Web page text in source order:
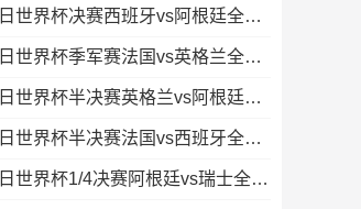
07月20日世界杯决赛西班牙vs阿根廷全场录像
07月19日世界杯季军赛法国vs英格兰全场录像
07月16日世界杯半决赛英格兰vs阿根廷全场录像
07月15日世界杯半决赛法国vs西班牙全场录像
07月12日世界杯1/4决赛阿根廷vs瑞士全场录像